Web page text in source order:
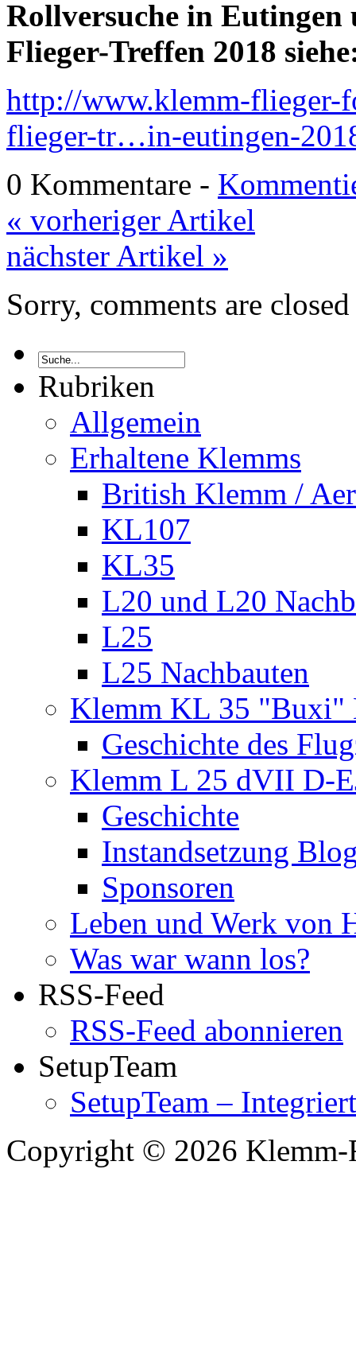
Rollversuche in
Flieger-Treffen 2018
http://www.klemm-flieger-
flieger-tr…in-eutingen-
0 Kommentare -
« vorheriger Artikel
nächster Artikel »
Sorry, comments are
Rubriken
Allgemein
Erhaltene Klemms
British Klemm /
KL107
KL35
L20 und L20
L25
L25 Nachbauten
Klemm KL 35 "Buxi"
Geschichte des
Klemm L 25 dVII D-
Geschichte
Instandsetzung
Sponsoren
Leben und Werk von
Was war wann los?
RSS-Feed
RSS-Feed abonnieren
SetupTeam
SetupTeam –
Copyright © 2026 Klemm-